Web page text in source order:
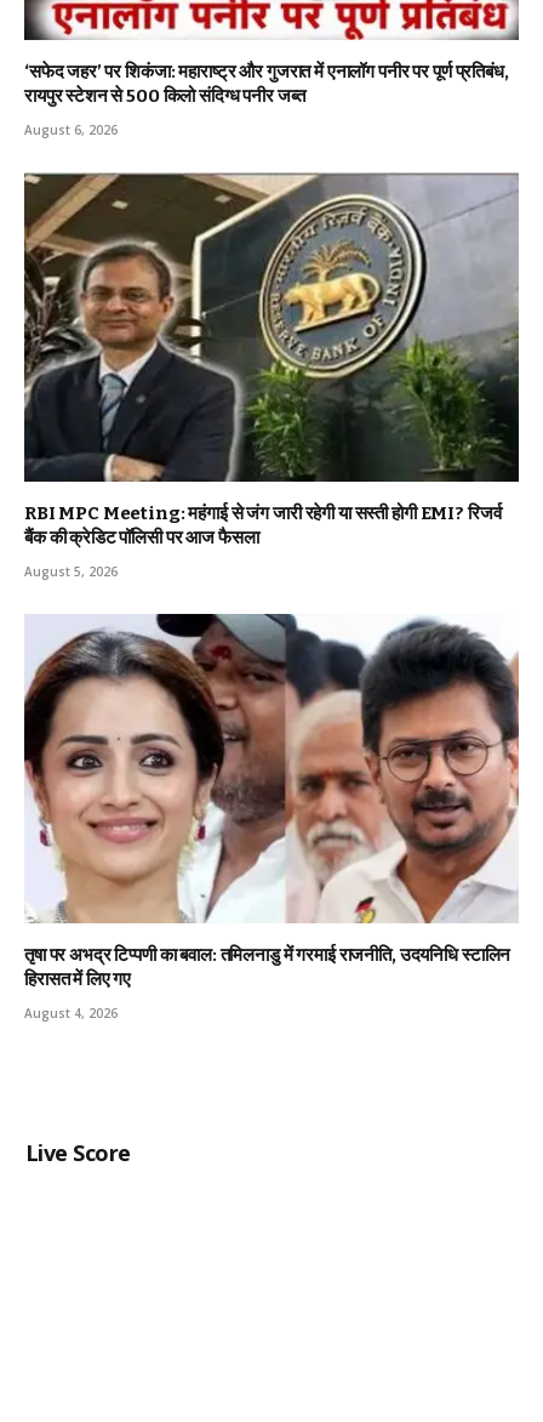
‘सफेद जहर’ पर शिकंजा: महाराष्ट्र और गुजरात में एनालॉग पनीर पर पूर्ण प्रतिबंध,
रायपुर स्टेशन से 500 किलो संदिग्ध पनीर जब्त
August 6, 2026
RBI MPC Meeting: महंगाई से जंग जारी रहेगी या सस्ती होगी EMI? रिजर्व
बैंक की क्रेडिट पॉलिसी पर आज फैसला
August 5, 2026
तृषा पर अभद्र टिप्पणी का बवाल: तमिलनाडु में गरमाई राजनीति, उदयनिधि स्टालिन
हिरासत में लिए गए
August 4, 2026
Live Score